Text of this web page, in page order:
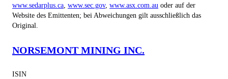
www.sedarplus.ca, www.sec.gov, www.asx.com.au oder auf der
Website des Emittenten; bei Abweichungen gilt ausschließlich das
Original.
NORSEMONT MINING INC.
ISIN